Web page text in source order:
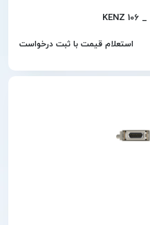
استعلام قیمت با ثبت درخواست